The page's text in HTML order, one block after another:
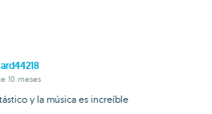
10 meses
y la música es increíble